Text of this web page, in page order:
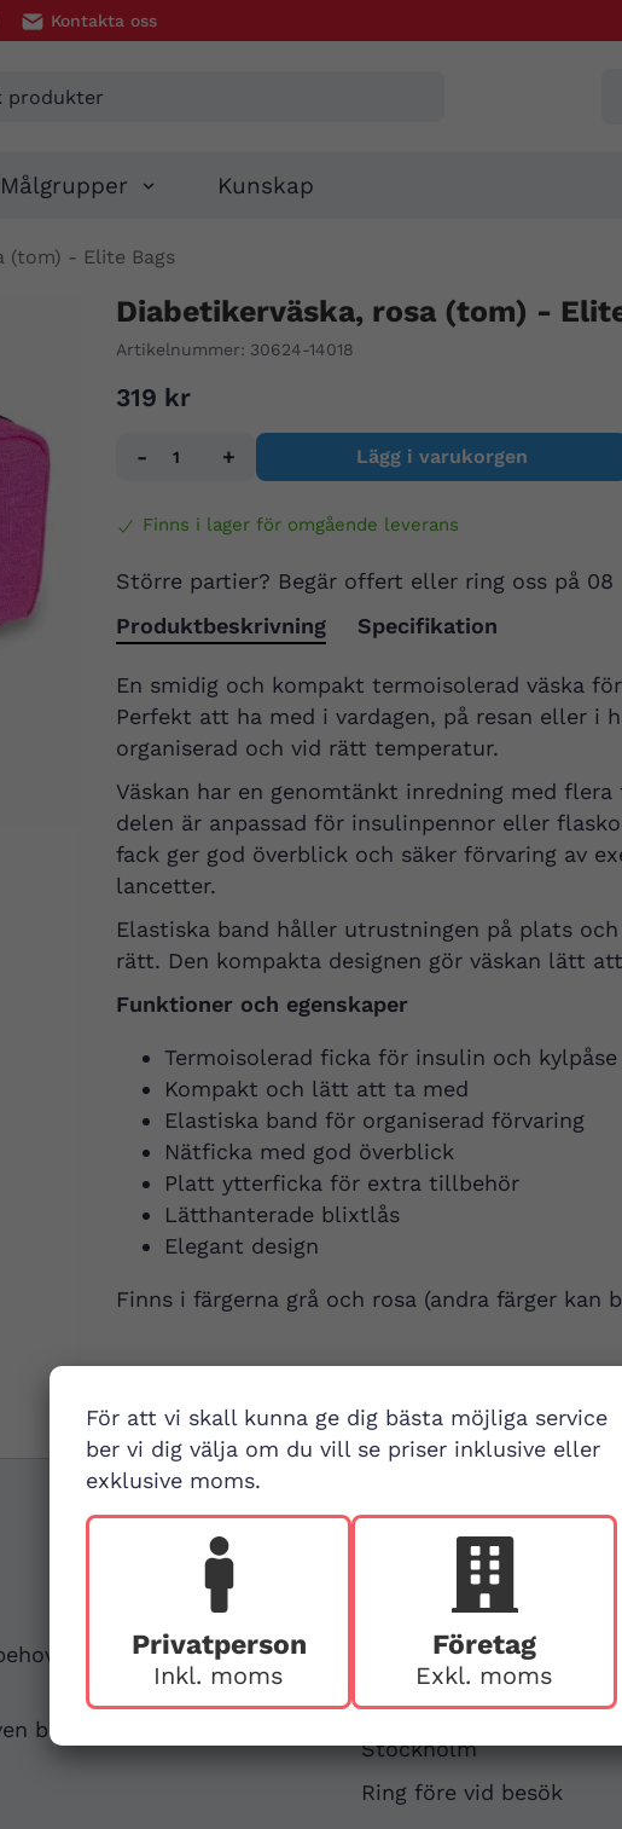
För att vi skall kunna ge dig bästa möjliga service
ber vi dig välja om du vill se priser inklusive eller
exklusive moms.
Privatperson
Inkl. moms
Företag
Exkl. moms
Kontakta oss
Målgrupper Kunskap
(tom) - Elite Bags
Diabetikerväska, rosa (tom) -
Artikelnummer: 30624-14018
319 kr
- + Lägg i varukorgen
Finns i lager för omgående leverans
Större partier? Begär offert eller ring oss på 08
Produktbeskrivning
Specifikation
En smidig och kompakt termoisolerad väska
Perfekt att ha med i vardagen, på resan eller i
organiserad och vid rätt temperatur.
Väskan har en genomtänkt inredning med
delen är anpassad för insulinpennor eller
fack ger god överblick och säker förvaring av
lancetter.
Elastiska band håller utrustningen på plats
rätt. Den kompakta designen gör väskan lätt
Funktioner och egenskaper
Termoisolerad ficka för insulin och kylpåse
Kompakt och lätt att ta med
Elastiska band för organiserad förvaring
Nätficka med god överblick
Platt ytterficka för extra tillbehör
Lätthanterade blixtlås
Elegant design
Finns i färgerna grå och rosa (andra färger kan
av
bra att
Besök
First Aid Sweden
Hägerstensvägen 125
126 48 Hägersten,
Stockholm
Ring före vid besök